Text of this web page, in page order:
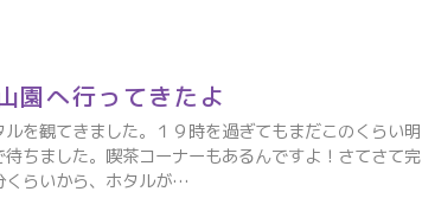
園へ行ってきたよ
を観てきました。１９時を過ぎてもまだこのくらい明
ちました。喫茶コーナーもあるんですよ！さてさて完
くらいから、ホタルが…